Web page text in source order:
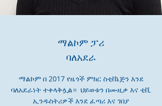
ማልኮም ፓሪ
ባለአደራ
ማልኮም በ 2017 የዜጎች ምክር ስቲቨኔጅን እንደ
ባለአደራነት ተቀላቅሏል። ህይወቱን በሙዚቃ እና ቲቪ
ኢንዱስትሪዎች እንደ ፈጣሪ እና ገበያ